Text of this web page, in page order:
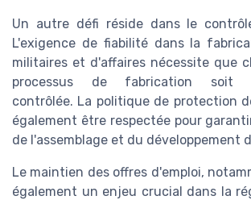
Un autre défi réside dans le
L'exigence de fiabilité dans la
militaires et d'affaires nécessite que
processus de fabrication soit
contrôlée. La politique de protection
également être respectée pour
de l'assemblage et du développement
Le maintien des offres d'emploi,
également un enjeu crucial dans la